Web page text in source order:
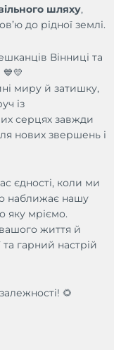
шляху,
до рідної землі.
Вінниці та
миру й затишку,
із
серцях завжди
нових звершень і
єдності, коли ми
наближає нашу
яку мріємо.
життя й
гарний настрій
🌻